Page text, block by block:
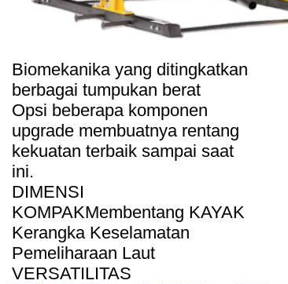
Biomekanika yang ditingkatkan
berbagai tumpukan berat
Opsi beberapa komponen
upgrade membuatnya rentang
kekuatan terbaik sampai saat
ini.
DIMENSI
KOMPAKMembentang KAYAK
Kerangka Keselamatan
Pemeliharaan Laut
VERSATILITAS